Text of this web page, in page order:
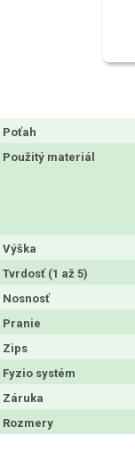
Poťah
Použitý materiál
Výška
Tvrdosť (1 až 5)
Nosnosť
Pranie
Zips
Fyzio systém
Záruka
Rozmery